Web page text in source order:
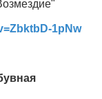
1pNw